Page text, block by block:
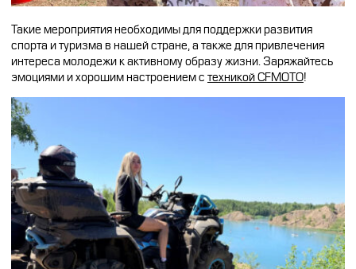
Такие мероприятия необходимы для поддержки развития
спорта и туризма в нашей стране, а также для привлечения
интереса молодежи к активному образу жизни. Заряжайтесь
эмоциями и хорошим настроением с техникой CFMOTO!